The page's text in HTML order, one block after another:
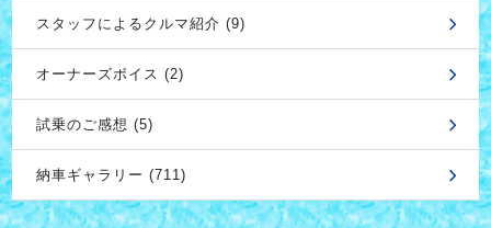
スタッフによるクルマ紹介 (9)
オーナーズボイス (2)
試乗のご感想 (5)
納車ギャラリー (711)